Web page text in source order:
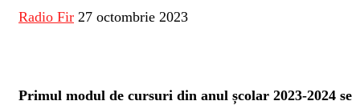
Radio Fir 27 octombrie 2023
Primul modul de cursuri din anul școlar 2023-2024 se